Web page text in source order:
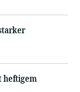
heftigem